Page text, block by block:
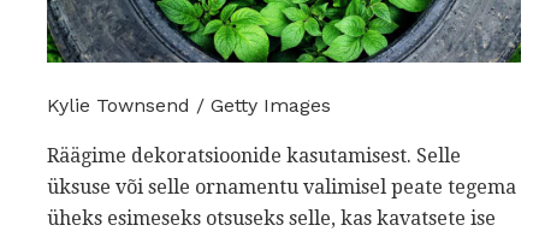
Kylie Townsend / Getty Images
Räägime dekoratsioonide kasutamisest. Selle
üksuse või selle ornamentu valimisel peate tegema
üheks esimeseks otsuseks selle, kas kavatsete ise